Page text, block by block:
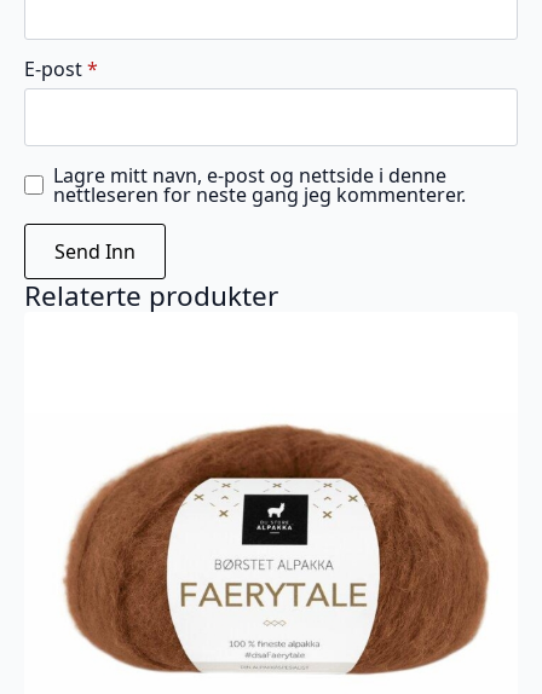
E-post*
Lagre mitt navn, e-post og nettside i denne
nettleseren for neste gang jeg kommenterer.
Relaterte produkter